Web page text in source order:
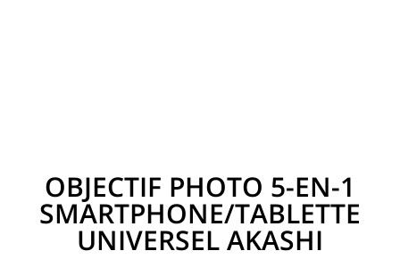
OBJECTIF PHOTO 5-EN-1
SMARTPHONE/TABLETTE
UNIVERSEL AKASHI